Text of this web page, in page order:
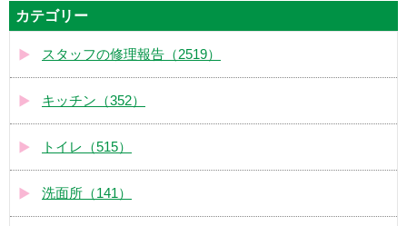
カテゴリー
スタッフの修理報告（2519）
キッチン（352）
トイレ（515）
洗面所（141）